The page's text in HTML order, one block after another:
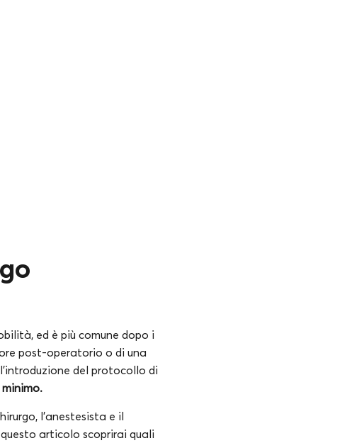
ed è più comune dopo i
post-operatorio o di una
del protocollo di
l’anestesista e il
articolo scoprirai quali